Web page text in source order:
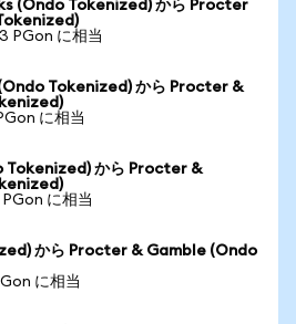
(Ondo Tokenized) から Procter
PGon に相当
Tokenized) から Procter &
に相当
Tokenized) から Procter &
に相当
から Procter & Gamble (Ondo
に相当